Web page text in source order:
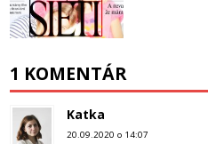
1 KOMENTÁR
Katka
20.09.2020 o 14:07